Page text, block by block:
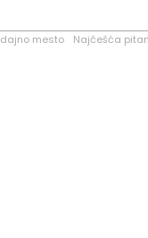
mesto Najčešća